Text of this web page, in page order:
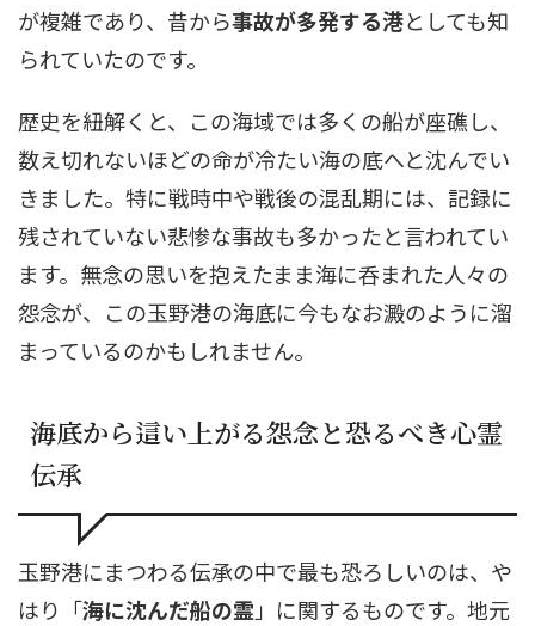
が複雑であり、昔から事故が多発する港としても知
られていたのです。
歴史を紐解くと、この海域では多くの船が座礁し、
数え切れないほどの命が冷たい海の底へと沈んでい
きました。特に戦時中や戦後の混乱期には、記録に
残されていない悲惨な事故も多かったと言われてい
ます。無念の思いを抱えたまま海に呑まれた人々の
怨念が、この玉野港の海底に今もなお澱のように溜
まっているのかもしれません。
海底から這い上がる怨念と恐るべき心霊
伝承
玉野港にまつわる伝承の中で最も恐ろしいのは、や
はり「海に沈んだ船の霊 」に関するものです。地元